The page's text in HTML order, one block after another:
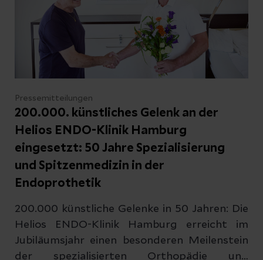
Datenschutzerklärungzur Kenntnis genommen
Abschicken
Abbrechen
Pressemitteilungen
200.000. künstliches Gelenk an der
Helios ENDO-Klinik Hamburg
eingesetzt: 50 Jahre Spezialisierung
und Spitzenmedizin in der
Endoprothetik
200.000 künstliche Gelenke in 50 Jahren: Die
Helios ENDO-Klinik Hamburg erreicht im
Jubiläumsjahr einen besonderen Meilenstein
der spezialisierten Orthopädie und